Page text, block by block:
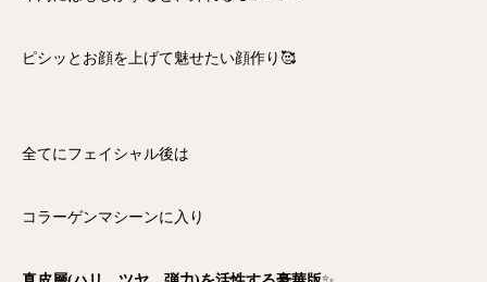
ピシッとお顔を上げて魅せたい顔作り🥰
全てにフェイシャル後は
コラーゲンマシーンに入り